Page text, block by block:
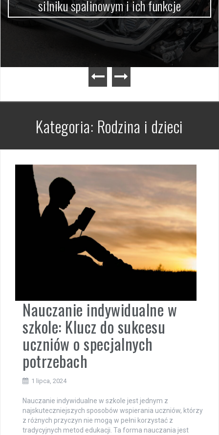
silniku spalinowym i ich funkcje
Kategoria: Rodzina i dzieci
Nauczanie indywidualne w
szkole: Klucz do sukcesu
uczniów o specjalnych
potrzebach
1 lipca, 2024
Nauczanie indywidualne w szkole jest jednym z
najskuteczniejszych sposobów wspierania uczniów, którzy
z różnych przyczyn nie mogą w pełni korzystać z
tradycyjnych metod edukacji. Ta forma nauczania jest